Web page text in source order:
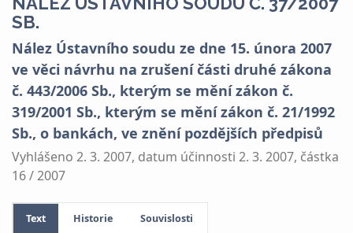
SB.
Nález Ústavního soudu ze dne 15. února 2007
ve věci návrhu na zrušení části druhé zákona
č. 443/2006 Sb., kterým se mění zákon č.
319/2001 Sb., kterým se mění zákon č. 21/1992
Sb., o bankách, ve znění pozdějších předpisů
Vyhlášeno 2. 3. 2007, datum účinnosti 2. 3. 2007, částka
16 / 2007
Text Historie Souvislosti